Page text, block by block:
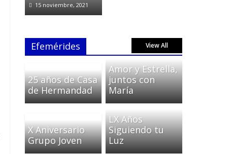
15 noviembre, 2021
Efemérides View All
25 años de Casa
de Hermandad
Amor y Estrella,
juntos con
María
X Aniversario
Grupo Joven
LX Años
Siguiendo tu
Luz